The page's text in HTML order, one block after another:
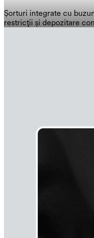
Șorturi integrate cu
restricții și depozitare